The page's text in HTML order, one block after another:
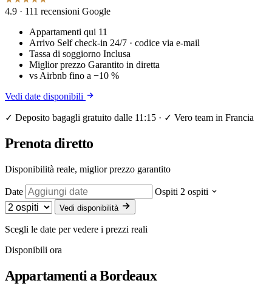
4.9 · 111 recensioni Google
Appartamenti qui 11
Arrivo Self check-in 24/7 · codice via e-mail
Tassa di soggiorno Inclusa
Miglior prezzo Garantito in diretta
vs Airbnb fino a −10 %
Vedi date disponibili
✓ Deposito bagagli gratuito dalle 11:15 · ✓ Vero team in Francia
Prenota diretto
Disponibilità reale, miglior prezzo garantito
Date Ospiti 2 ospiti
Vedi disponibilità
Scegli le date per vedere i prezzi reali
Disponibili ora
Appartamenti aBordeaux